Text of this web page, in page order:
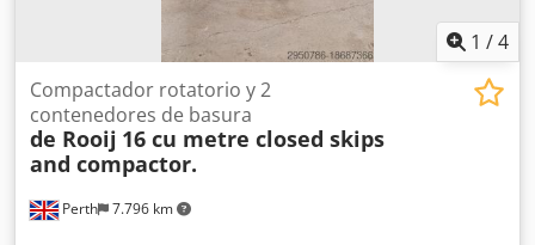
1 /4
Perth 7.796 km
Compactador rotatorio y 2
contenedores de basura
de Rooij 16 cu metre closed skips
and compactor.